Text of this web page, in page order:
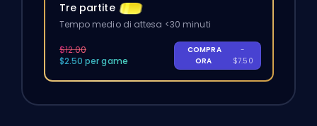
Tre partite
Tempo medio di attesa <30 minuti
$12.00
$2.50 per game
COMPRA
ORA
-
$7.50